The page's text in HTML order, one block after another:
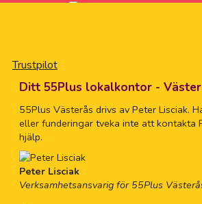
Trustpilot
Ditt 55Plus lokalkontor -
55Plus Västerås drivs av Peter Lisciak.
eller funderingar tveka inte att kontakta
hjälp.
Peter Lisciak
Verksamhetsansvarig för 55Plus